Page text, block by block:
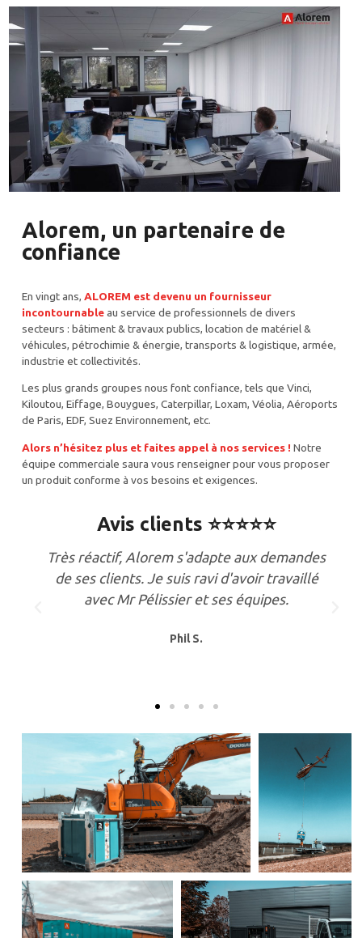
Alorem, un partenaire de
confiance
En vingt ans, ALOREM est devenu un fournisseur
incontournableau service de professionnels de divers
secteurs : bâtiment & travaux publics, location de matériel &
véhicules, pétrochimie & énergie, transports & logistique, armée,
industrie et collectivités.
Les plus grands groupes nous font confiance, tels que Vinci,
Kiloutou, Eiffage, Bouygues, Caterpillar, Loxam, Véolia, Aéroports
de Paris, EDF, Suez Environnement, etc.
Alors n’hésitez plus et faites appel à nos services ! Notre
équipe commerciale saura vous renseigner pour vous proposer
un produit conforme à vos besoins et exigences.
Avis clients ⭐⭐⭐⭐⭐
Commercial hyper réactif ! équipe au top!
livraison très très rapide et extrêmement
sérieuse ! 🚚 Cuve jusque ici très qualitative